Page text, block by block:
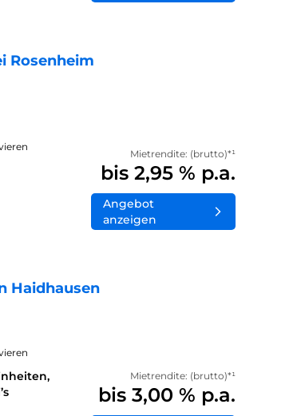
Rosenheim
Mietrendite: (brutto)*¹
bis 2,95 % p.a.
Angebot
anzeigen
Haidhausen
Mietrendite: (brutto)*¹
bis 3,00 % p.a.